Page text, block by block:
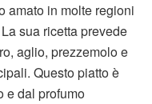
amato in molte regioni
sua ricetta prevede
aglio, prezzemolo e
Questo piatto è
e dal profumo